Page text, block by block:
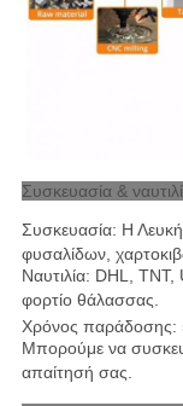
Συσκευασία &
Συσκευασία: Η
φυσαλίδων,
Ναυτιλία: DHL, TNT,
φορτίο θάλασσας
Χρόνος
Μπορούμε να
απαίτησή σας.